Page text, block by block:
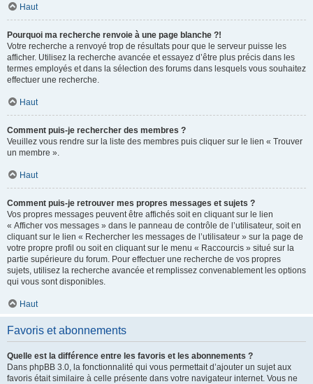
Haut
Pourquoi ma recherche renvoie à une page blanche ?!
Votre recherche a renvoyé trop de résultats pour que le serveur puisse les
afficher. Utilisez la recherche avancée et essayez d’être plus précis dans les
termes employés et dans la sélection des forums dans lesquels vous souhaitez
effectuer une recherche.
Haut
Comment puis-je rechercher des membres ?
Veuillez vous rendre sur la liste des membres puis cliquer sur le lien « Trouver
un membre ».
Haut
Comment puis-je retrouver mes propres messages et sujets ?
Vos propres messages peuvent être affichés soit en cliquant sur le lien
« Afficher vos messages » dans le panneau de contrôle de l’utilisateur, soit en
cliquant sur le lien « Rechercher les messages de l’utilisateur » sur la page de
votre propre profil ou soit en cliquant sur le menu « Raccourcis » situé sur la
partie supérieure du forum. Pour effectuer une recherche de vos propres
sujets, utilisez la recherche avancée et remplissez convenablement les options
qui vous sont disponibles.
Haut
Favoris et abonnements
Quelle est la différence entre les favoris et les abonnements ?
Dans phpBB 3.0, la fonctionnalité qui vous permettait d’ajouter un sujet aux
favoris était similaire à celle présente dans votre navigateur internet. Vous ne